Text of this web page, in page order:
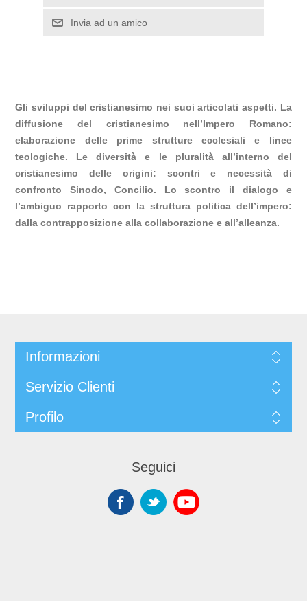
Invia ad un amico
Gli sviluppi del cristianesimo nei suoi articolati aspetti. La
diffusione del cristianesimo nell’Impero Romano:
elaborazione delle prime strutture ecclesiali e linee
teologiche. Le diversità e le pluralità all’interno del
cristianesimo delle origini: scontri e necessità di
confronto Sinodo, Concilio. Lo scontro il dialogo e
l’ambiguo rapporto con la struttura politica dell’impero:
dalla contrapposizione alla collaborazione e all’alleanza.
Informazioni
Servizio Clienti
Profilo
Seguici